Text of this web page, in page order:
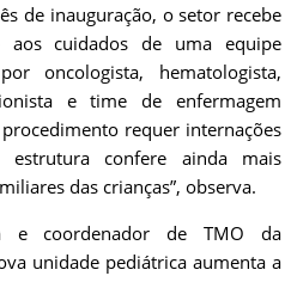
de inauguração, o setor recebe
aos cuidados de uma equipe
oncologista, hematologista,
e time de enfermagem
requer internações
confere ainda mais
das crianças”, observa.
e coordenador de TMO da
unidade pediátrica aumenta a